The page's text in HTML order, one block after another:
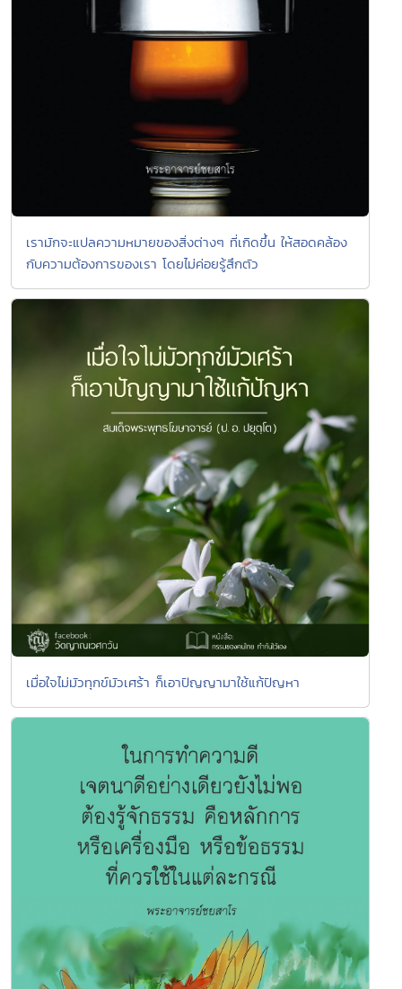
เรามักจะแปลความหมายของสิ่งต่างๆ ที่เกิดขึ้น ให้สอดคล้อง
กับความต้องการของเรา โดยไม่ค่อยรู้สึกตัว
เมื่อใจไม่มัวทุกข์มัวเศร้า ก็เอาปัญญามาใช้แก้ปัญหา